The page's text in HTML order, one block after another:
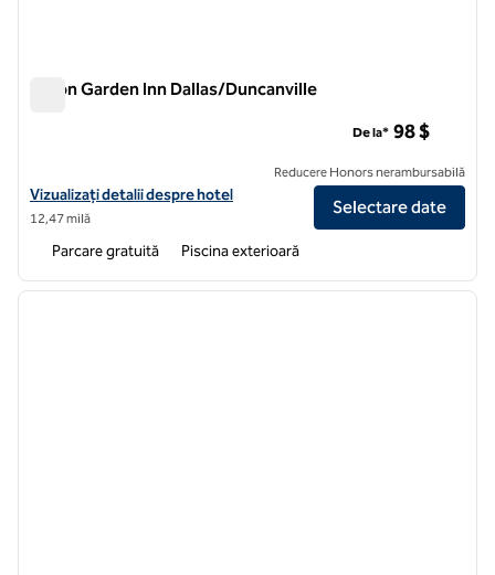
Hilton Garden Inn Dallas/Duncanville
Vizualizați detaliile hotelului Hilton Garden Inn Dallas/Duncanville
Vizualizați detalii despre hotel
12,47 milă
De la* 98 $
Reducere Honors nerambursabilă
Selectare date
Parcare gratuită Piscina exterioară
1 din 12